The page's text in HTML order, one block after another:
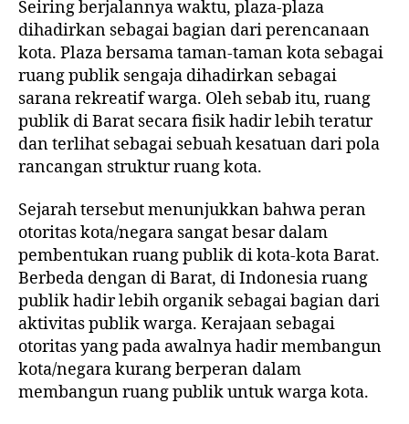
Seiring berjalannya waktu, plaza-plaza
dihadirkan sebagai bagian dari perencanaan
kota. Plaza bersama taman-taman kota sebagai
ruang publik sengaja dihadirkan sebagai
sarana rekreatif warga. Oleh sebab itu, ruang
publik di Barat secara fisik hadir lebih teratur
dan terlihat sebagai sebuah kesatuan dari pola
rancangan struktur ruang kota.
Sejarah tersebut menunjukkan bahwa peran
otoritas kota/negara sangat besar dalam
pembentukan ruang publik di kota-kota Barat.
Berbeda dengan di Barat, di Indonesia ruang
publik hadir lebih organik sebagai bagian dari
aktivitas publik warga. Kerajaan sebagai
otoritas yang pada awalnya hadir membangun
kota/negara kurang berperan dalam
membangun ruang publik untuk warga kota.